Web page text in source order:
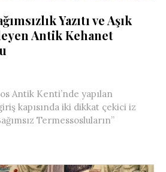
Yazıtı ve Aşık
Antik Kehanet
Antik Kenti’nde yapılan
kapısında iki dikkat çekici iz
Termessosluların”